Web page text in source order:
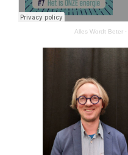
Alles Wordt Beter·